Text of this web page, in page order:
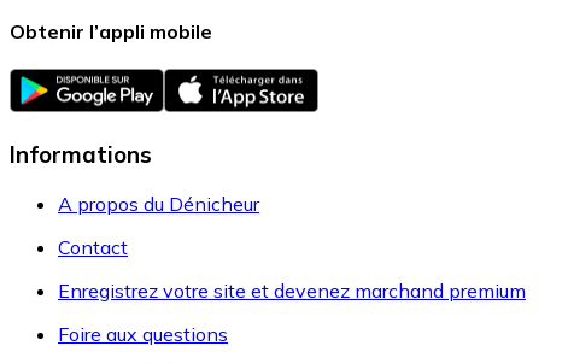
Obtenir l’appli mobile
Informations
A propos du Dénicheur
Contact
Enregistrez votre site et devenez marchand premium
Foire aux questions